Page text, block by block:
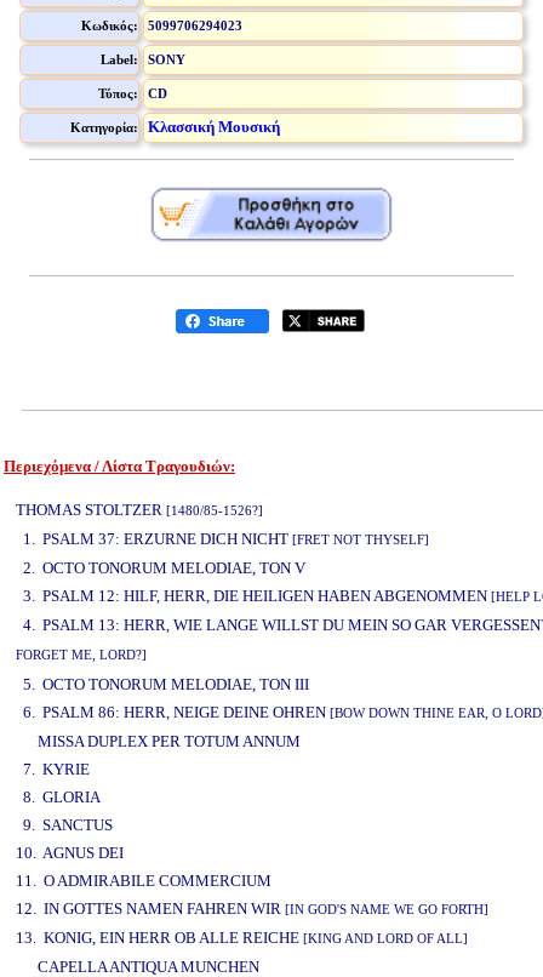
Κωδικός: 5099706294023
Label: SONY
Τύπος: CD
Κατηγορία: Κλασσική Μουσική
Περιεχόμενα / Λίστα Τραγουδιών:
THOMAS STOLTZER [1480/85-1526?]
1. PSALM 37: ERZURNE DICH NICHT [FRET NOT THYSELF]
2. OCTO TONORUM MELODIAE, TON V
3. PSALM 12: HILF, HERR, DIE HEILIGEN HABEN ABGENOMMEN [HELP
4. PSALM 13: HERR, WIE LANGE WILLST DU MEIN SO GAR
FORGET ME, LORD?]
5. OCTO TONORUM MELODIAE, TON III
6. PSALM 86: HERR, NEIGE DEINE OHREN [BOW DOWN THINE EAR, O
MISSA DUPLEX PER TOTUM ANNUM
7. KYRIE
8. GLORIA
9. SANCTUS
10. AGNUS DEI
11. O ADMIRABILE COMMERCIUM
12. IN GOTTES NAMEN FAHREN WIR [IN GOD'S NAME WE GO FORTH]
13. KONIG, EIN HERR OB ALLE REICHE [KING AND LORD OF ALL]
CAPELLA ANTIQUA MUNCHEN